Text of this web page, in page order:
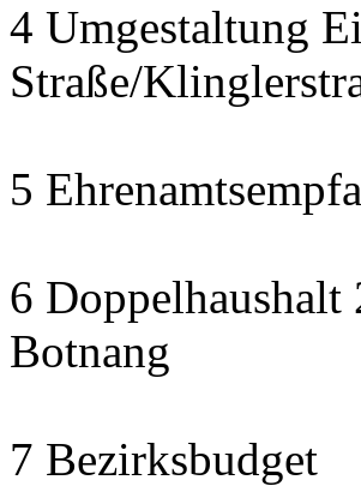
4 Umgestaltung
Straße/
5
6
Botnang
7 Bezirksbudget